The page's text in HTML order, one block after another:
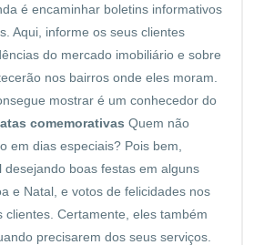
é encaminhar boletins informativos
Aqui, informe os seus clientes
do mercado imobiliário e sobre
nos bairros onde eles moram.
mostrar é um conhecedor do
comemorativas Quem não
em dias especiais? Pois bem,
desejando boas festas em alguns
e Natal, e votos de felicidades nos
clientes. Certamente, eles também
precisarem dos seus serviços.